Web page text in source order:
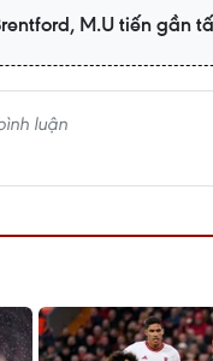
M.U tiến gần